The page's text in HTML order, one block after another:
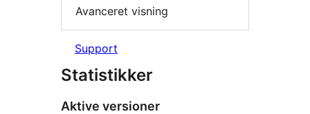
Avanceret visning
Support
Statistikker
Aktive versioner